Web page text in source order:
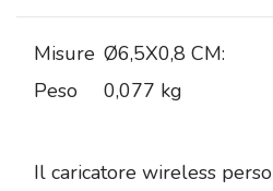
Misure Ø6,5X0,8 CM:
Peso
0,077 kg
Il caricatore wireless